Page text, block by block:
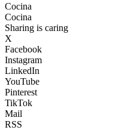
Cocina
Cocina
Sharing is caring
X
Facebook
Instagram
LinkedIn
YouTube
Pinterest
TikTok
Mail
RSS